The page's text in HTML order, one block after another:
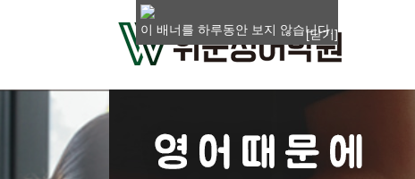
이 배너를 하루동안 보지 않습니다.
[닫기]